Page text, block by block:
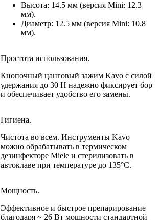
Высота: 14.5 мм (версия Mini: 12.3
мм).
Диаметр: 12.5 мм (версия Mini: 10.8
мм).
Простота использования.
Кнопочный цанговый зажим Kavo с силой
удержания до 30 Н надежно фиксирует бор
и обеспечивает удобство его замены.
Гигиена.
Чистота во всем. Инструменты Kavo
можно обрабатывать в термическом
дезинфекторе Miele и стерилизовать в
автоклаве при температуре до 135°C.
Мощность.
Эффективное и быстрое препарирование
благодаря ~ 26 Вт мощности стандартной